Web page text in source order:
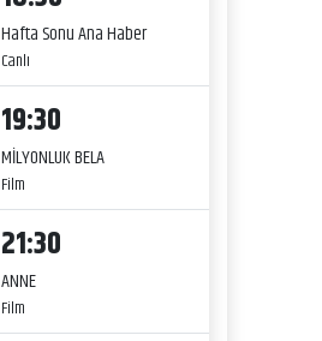
Hafta Sonu Ana Haber
Canlı
19:30
MİLYONLUK BELA
Film
21:30
ANNE
Film